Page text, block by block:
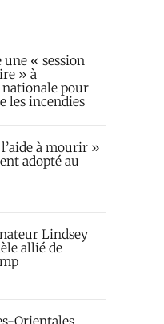
« session
» à
nationale pour
les incendies
à mourir »
adopté au
Lindsey
allié de